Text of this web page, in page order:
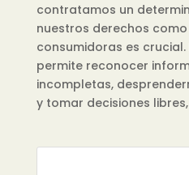
contratamos un
nuestros derechos
consumidoras es crucial.
permite reconocer
incompletas,
y tomar decisiones libres,